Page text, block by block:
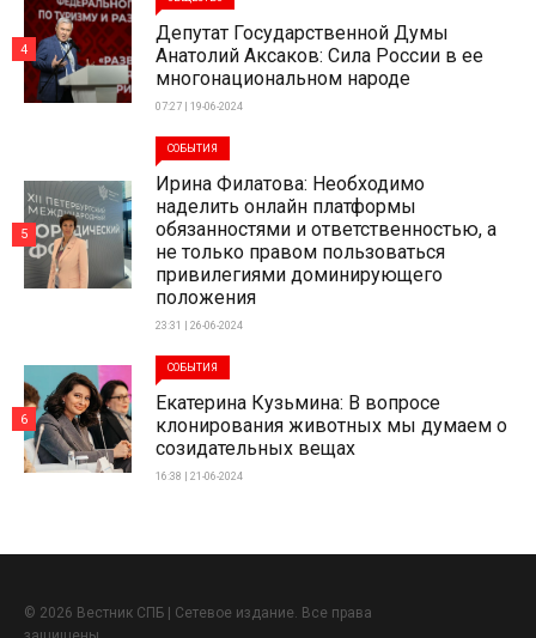
Депутат Государственной Думы
Анатолий Аксаков: Сила России в ее
многонациональном народе
07:27 | 19-06-2024
4
СОБЫТИЯ
Ирина Филатова: Необходимо
наделить онлайн платформы
обязанностями и ответственностью, а
не только правом пользоваться
привилегиями доминирующего
положения
23:31 | 26-06-2024
5
СОБЫТИЯ
Екатерина Кузьмина: В вопросе
клонирования животных мы думаем о
созидательных вещах
16:38 | 21-06-2024
6
© 2026 Вестник СПБ | Сетевое издание. Все права